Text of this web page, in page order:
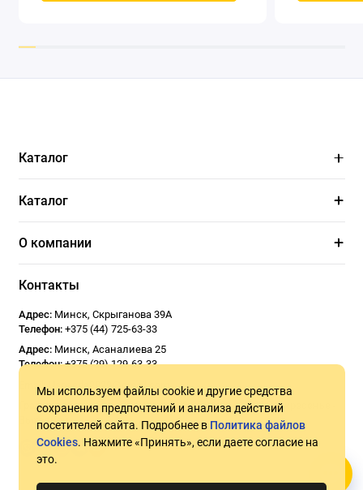
Мы используем файлы cookie и другие средства
сохранения предпочтений и анализа действий
посетителей сайта. Подробнее в Политика файлов
Cookies. Нажмите «Принять», если даете согласие на
это.
Каталог
Каталог
О компании
Контакты
Адрес: Минск, Скрыганова 39А
Телефон: +375 (44) 725-63-33
Адрес: Минск, Асаналиева 25
Телефон: +375 (29) 129-63-33
Email:
Usoseda2020@gmail.com
График работы: ПН - ПТ 9:00 - 18:00 СБ 10:00 - 17:00 Воскресенье -